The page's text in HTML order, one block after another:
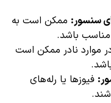
سنسور: ممکن است به
باشد.
موارد نادر ممکن است
فیوزها یا رله‌های